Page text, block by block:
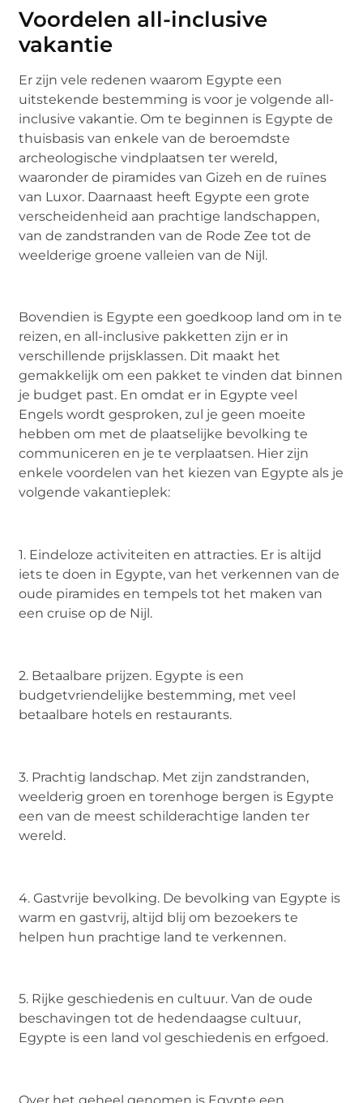
Voordelen all-inclusive
vakantie
Er zijn vele redenen waarom Egypte een
uitstekende bestemming is voor je volgende all-
inclusive vakantie. Om te beginnen is Egypte de
thuisbasis van enkele van de beroemdste
archeologische vindplaatsen ter wereld,
waaronder de piramides van Gizeh en de ruïnes
van Luxor. Daarnaast heeft Egypte een grote
verscheidenheid aan prachtige landschappen,
van de zandstranden van de Rode Zee tot de
weelderige groene valleien van de Nijl.
Bovendien is Egypte een goedkoop land om in te
reizen, en all-inclusive pakketten zijn er in
verschillende prijsklassen. Dit maakt het
gemakkelijk om een pakket te vinden dat binnen
je budget past. En omdat er in Egypte veel
Engels wordt gesproken, zul je geen moeite
hebben om met de plaatselijke bevolking te
communiceren en je te verplaatsen. Hier zijn
enkele voordelen van het kiezen van Egypte als je
volgende vakantieplek:
1. Eindeloze activiteiten en attracties. Er is altijd
iets te doen in Egypte, van het verkennen van de
oude piramides en tempels tot het maken van
een cruise op de Nijl.
2. Betaalbare prijzen. Egypte is een
budgetvriendelijke bestemming, met veel
betaalbare hotels en restaurants.
3. Prachtig landschap. Met zijn zandstranden,
weelderig groen en torenhoge bergen is Egypte
een van de meest schilderachtige landen ter
wereld.
4. Gastvrije bevolking. De bevolking van Egypte is
warm en gastvrij, altijd blij om bezoekers te
helpen hun prachtige land te verkennen.
5. Rijke geschiedenis en cultuur. Van de oude
beschavingen tot de hedendaagse cultuur,
Egypte is een land vol geschiedenis en erfgoed.